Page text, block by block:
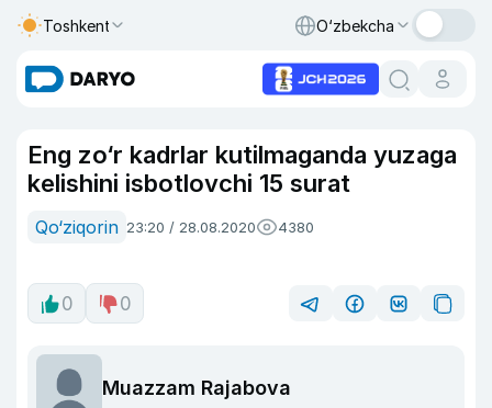
Toshkent O‘zbekcha
Eng zo‘r kadrlar kutilmaganda yuzaga
kelishini isbotlovchi 15 surat
Qo‘ziqorin 23:20 / 28.08.2020 4380
0 0
Muazzam Rajabova